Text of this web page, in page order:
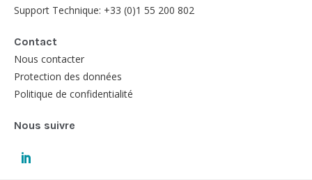
Support Technique: +33 (0)1 55 200 802
Contact
Nous contacter
Protection des données
Politique de confidentialité
Nous suivre